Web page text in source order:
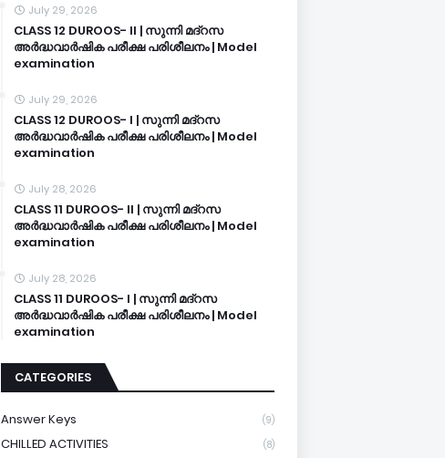
July 29, 2026
CLASS 12 DUROOS- II | സുന്നി മദ്റസ
അർദ്ധവാർഷിക പരീക്ഷ പരിശീലനം | Model
examination
July 29, 2026
CLASS 12 DUROOS- I | സുന്നി മദ്റസ
അർദ്ധവാർഷിക പരീക്ഷ പരിശീലനം | Model
examination
July 28, 2026
CLASS 11 DUROOS- II | സുന്നി മദ്റസ
അർദ്ധവാർഷിക പരീക്ഷ പരിശീലനം | Model
examination
July 28, 2026
CLASS 11 DUROOS- I | സുന്നി മദ്റസ
അർദ്ധവാർഷിക പരീക്ഷ പരിശീലനം | Model
examination
CATEGORIES
Answer Keys (9)
CHILLED ACTIVITIES (8)